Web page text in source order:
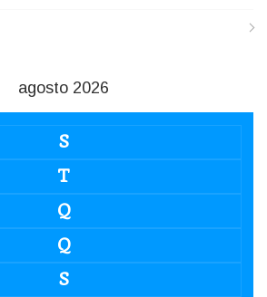
agosto 2026
S
T
Q
Q
S